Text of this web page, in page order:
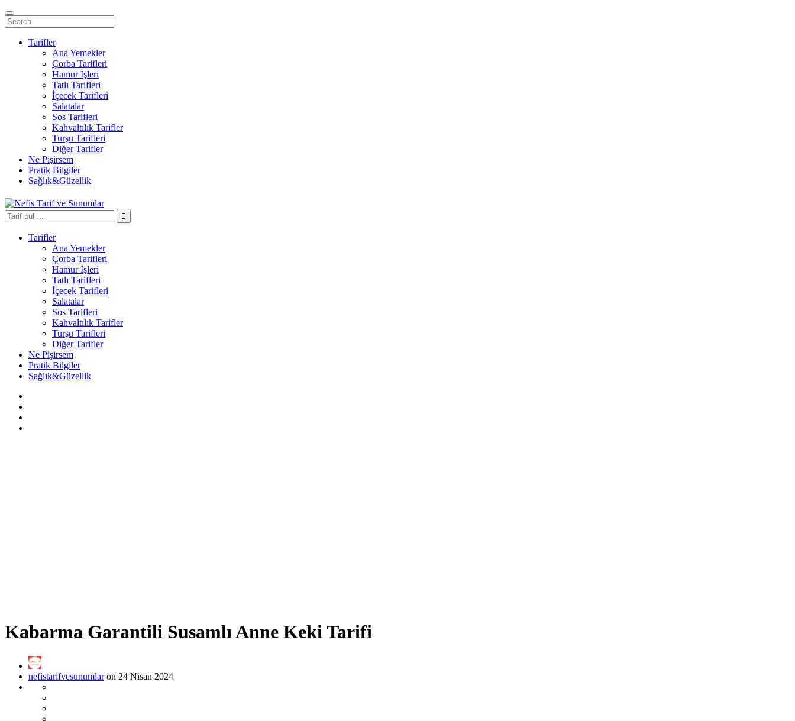
Tarifler
Ana Yemekler
Çorba Tarifleri
Hamur İşleri
Tatlı Tarifleri
İçecek Tarifleri
Salatalar
Sos Tarifleri
Kahvaltılık Tarifler
Turşu Tarifleri
Diğer Tarifler
Ne Pişirsem
Pratik Bilgiler
Sağlık&Güzellik
Tarifler
Ana Yemekler
Çorba Tarifleri
Hamur İşleri
Tatlı Tarifleri
İçecek Tarifleri
Salatalar
Sos Tarifleri
Kahvaltılık Tarifler
Turşu Tarifleri
Diğer Tarifler
Ne Pişirsem
Pratik Bilgiler
Sağlık&Güzellik
Kabarma Garantili Susamlı Anne Keki Tarifi
nefistarifvesunumlaron 24 Nisan 2024